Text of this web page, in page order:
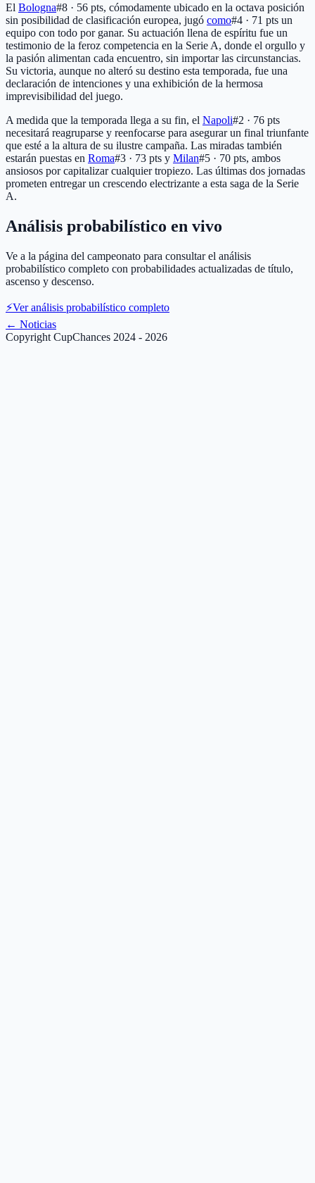
El Bologna#8 · 56 pts, cómodamente ubicado en la octava posición
sin posibilidad de clasificación europea, jugó como#4 · 71 pts un
equipo con todo por ganar. Su actuación llena de espíritu fue un
testimonio de la feroz competencia en la Serie A, donde el orgullo y
la pasión alimentan cada encuentro, sin importar las circunstancias.
Su victoria, aunque no alteró su destino esta temporada, fue una
declaración de intenciones y una exhibición de la hermosa
imprevisibilidad del juego.
A medida que la temporada llega a su fin, el Napoli#2 · 76 pts
necesitará reagruparse y reenfocarse para asegurar un final triunfante
que esté a la altura de su ilustre campaña. Las miradas también
estarán puestas en Roma#3 · 73 pts y Milan#5 · 70 pts, ambos
ansiosos por capitalizar cualquier tropiezo. Las últimas dos jornadas
prometen entregar un crescendo electrizante a esta saga de la Serie
A.
Análisis probabilístico en vivo
Ve a la página del campeonato para consultar el análisis
probabilístico completo con probabilidades actualizadas de título,
ascenso y descenso.
⚡Ver análisis probabilístico completo
← Noticias
Copyright CupChances 2024 - 2026